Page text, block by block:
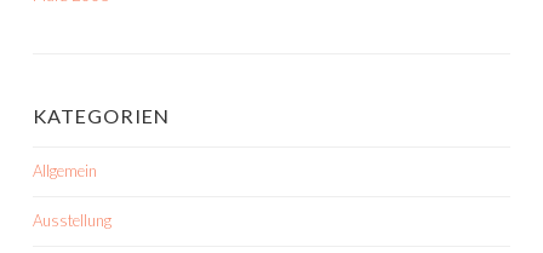
KATEGORIEN
Allgemein
Ausstellung